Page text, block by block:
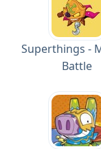
Superthings -
Battle